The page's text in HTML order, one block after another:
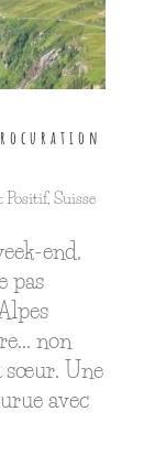
Positif, Suisse
end,
pas
non
sœur. Une
avec